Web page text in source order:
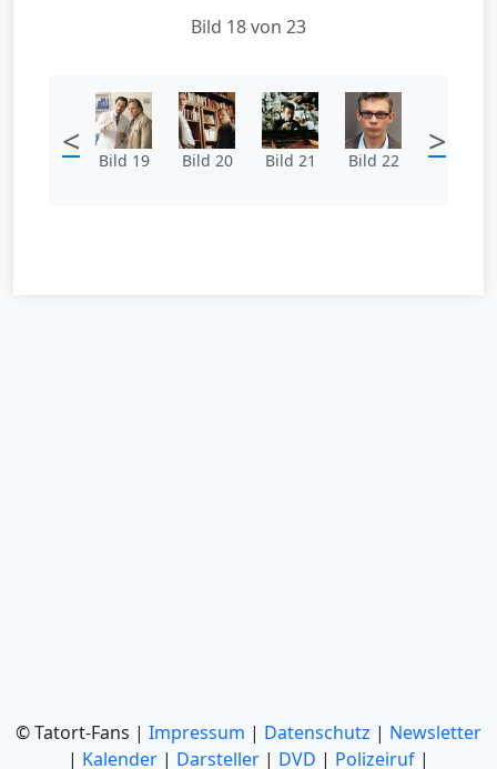
Bild 18 von 23
< Bild 19 Bild 20 Bild 21 Bild 22 >
© Tatort-Fans | Impressum | Datenschutz | Newsletter
| Kalender | Darsteller | DVD | Polizeiruf |